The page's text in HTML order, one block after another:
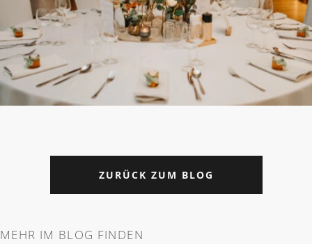
ZURÜCK ZUM BLOG
MEHR IM BLOG FINDEN